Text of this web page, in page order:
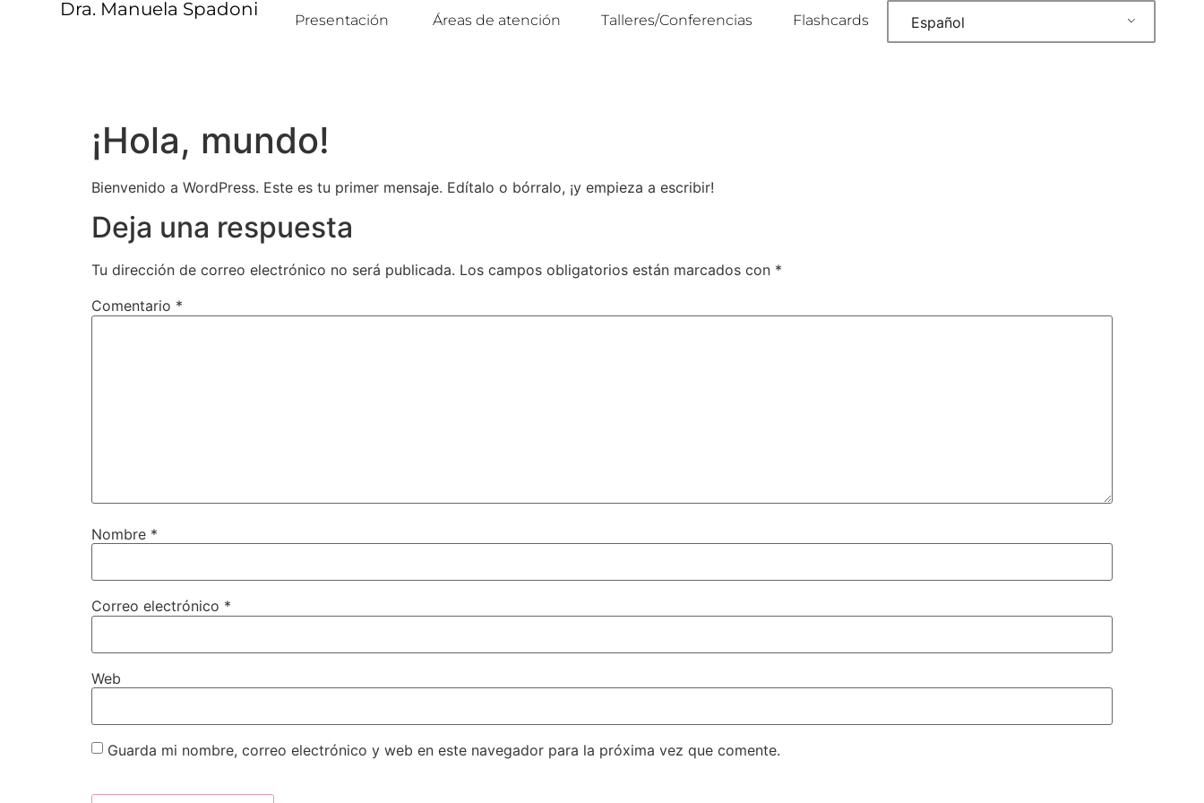
Dra. Manuela Spadoni
Presentación Áreas de atención Talleres/Conferencias Flashcards Español
¡Hola, mundo!
Bienvenido a WordPress. Este es tu primer mensaje. Edítalo o bórralo, ¡y empieza a escribir!
Deja una respuesta
Tu dirección de correo electrónico no será publicada. Los campos obligatorios están marcados con *
Comentario *
Nombre *
Correo electrónico *
Web
Guarda mi nombre, correo electrónico y web en este navegador para la próxima vez que comente.